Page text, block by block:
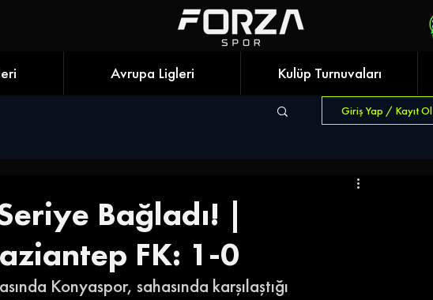
Avrupa Ligleri Kulüp Turnuvaları
Giriş Yap / Kayıt Ol
Bağladı! |
FK: 1-0
Konyaspor, sahasında karşılaştığı